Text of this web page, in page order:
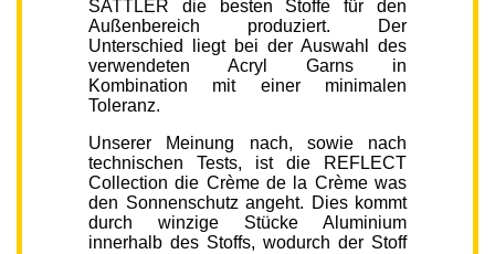
SATTLER die besten Stoffe für den
Außenbereich produziert. Der
Unterschied liegt bei der Auswahl des
verwendeten Acryl Garns in
Kombination mit einer minimalen
Toleranz.
Unserer Meinung nach, sowie nach
technischen Tests, ist die REFLECT
Collection die Crème de la Crème was
den Sonnenschutz angeht. Dies kommt
durch winzige Stücke Aluminium
innerhalb des Stoffs, wodurch der Stoff